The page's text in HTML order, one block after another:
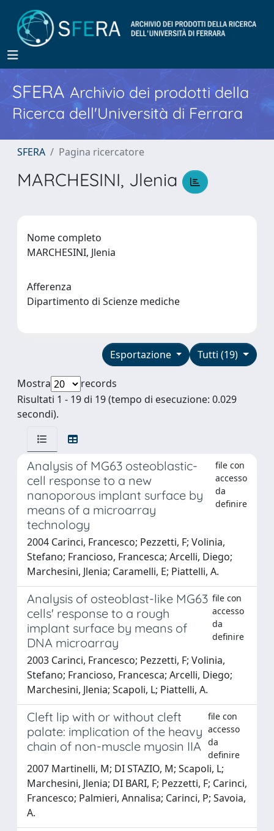
SFERA Archivio dei prodotti della
Ricerca dell'Università di Ferrara
SFERA Pagina ricercatore
MARCHESINI, Jlenia
Nome completo
MARCHESINI, Jlenia
Afferenza
Dipartimento di Scienze mediche
Tutti (19)
Esportazione
Mostra
records
Risultati 1 - 19 di 19 (tempo di esecuzione: 0.029
secondi).
Analysis of MG63 osteoblastic-
cell response to a new
nanoporous implant surface by
means of a microarray
technology
file con
accesso
da
definire
2004 Carinci, Francesco; Pezzetti, F; Volinia,
Stefano; Francioso, Francesca; Arcelli, Diego;
Marchesini, Jlenia; Caramelli, E; Piattelli, A.
Analysis of osteoblast-like MG63
cells' response to a rough
implant surface by means of
DNA microarray
file con
accesso
da
definire
2003 Carinci, Francesco; Pezzetti, F; Volinia,
Stefano; Francioso, Francesca; Arcelli, Diego;
Marchesini, Jlenia; Scapoli, L; Piattelli, A.
Cleft lip with or without cleft
palate: implication of the heavy
chain of non-muscle myosin IIA
file con
accesso
da
definire
2007 Martinelli, M; DI STAZIO, M; Scapoli, L;
Marchesini, Jlenia; DI BARI, F; Pezzetti, F; Carinci,
Francesco; Palmieri, Annalisa; Carinci, P; Savoia,
A.